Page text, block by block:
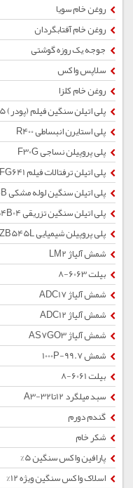
روغن خام سویا
روغن خام آفتابگردان
جوجه یک روزه گوشتی
سلاپس واکس
روغن خام کلزا
پلی اتیلن سنگین فیلم (پودر) EX5
پلی استایرن انبساطی R400
پلی پروپیلن نساجی F30G
پلی اتیلن ترفتالات فیلم FG641
پلی اتیلن سنگین لوله مشکی CRP100B
پلی اتیلن سنگین تزریقی 54B04
پلی پروپیلن شیمیایی ZB545L
شمش آلیاژ LM2
بیلت 6063-8
شمش آلیاژ ADC17
شمش آلیاژ ADC12
شمش آلیاژ AS7GO3
شمش 1000P-99.7
بیلت 6061-8
سبد میلگرد 12تا32-A3
گندم دورم
شکر خام
پارافین واکس سنگین 5%
اسلاک واکس سنگین ویژه 12%